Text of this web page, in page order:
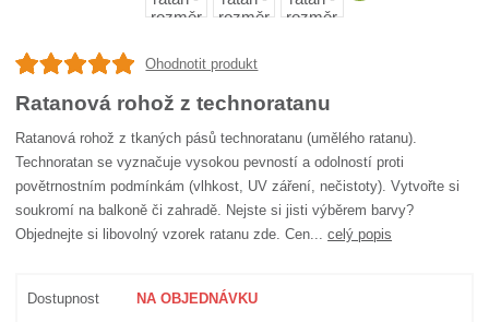
Ohodnotit produkt
Ratanová rohož z technoratanu
Ratanová rohož z tkaných pásů technoratanu (umělého ratanu).
Technoratan se vyznačuje vysokou pevností a odolností proti
povětrnostním podmínkám (vlhkost, UV záření, nečistoty). Vytvořte si
soukromí na balkoně či zahradě. Nejste si jisti výběrem barvy?
Objednejte si libovolný vzorek ratanu zde. Cen...celý popis
Dostupnost NA OBJEDNÁVKU